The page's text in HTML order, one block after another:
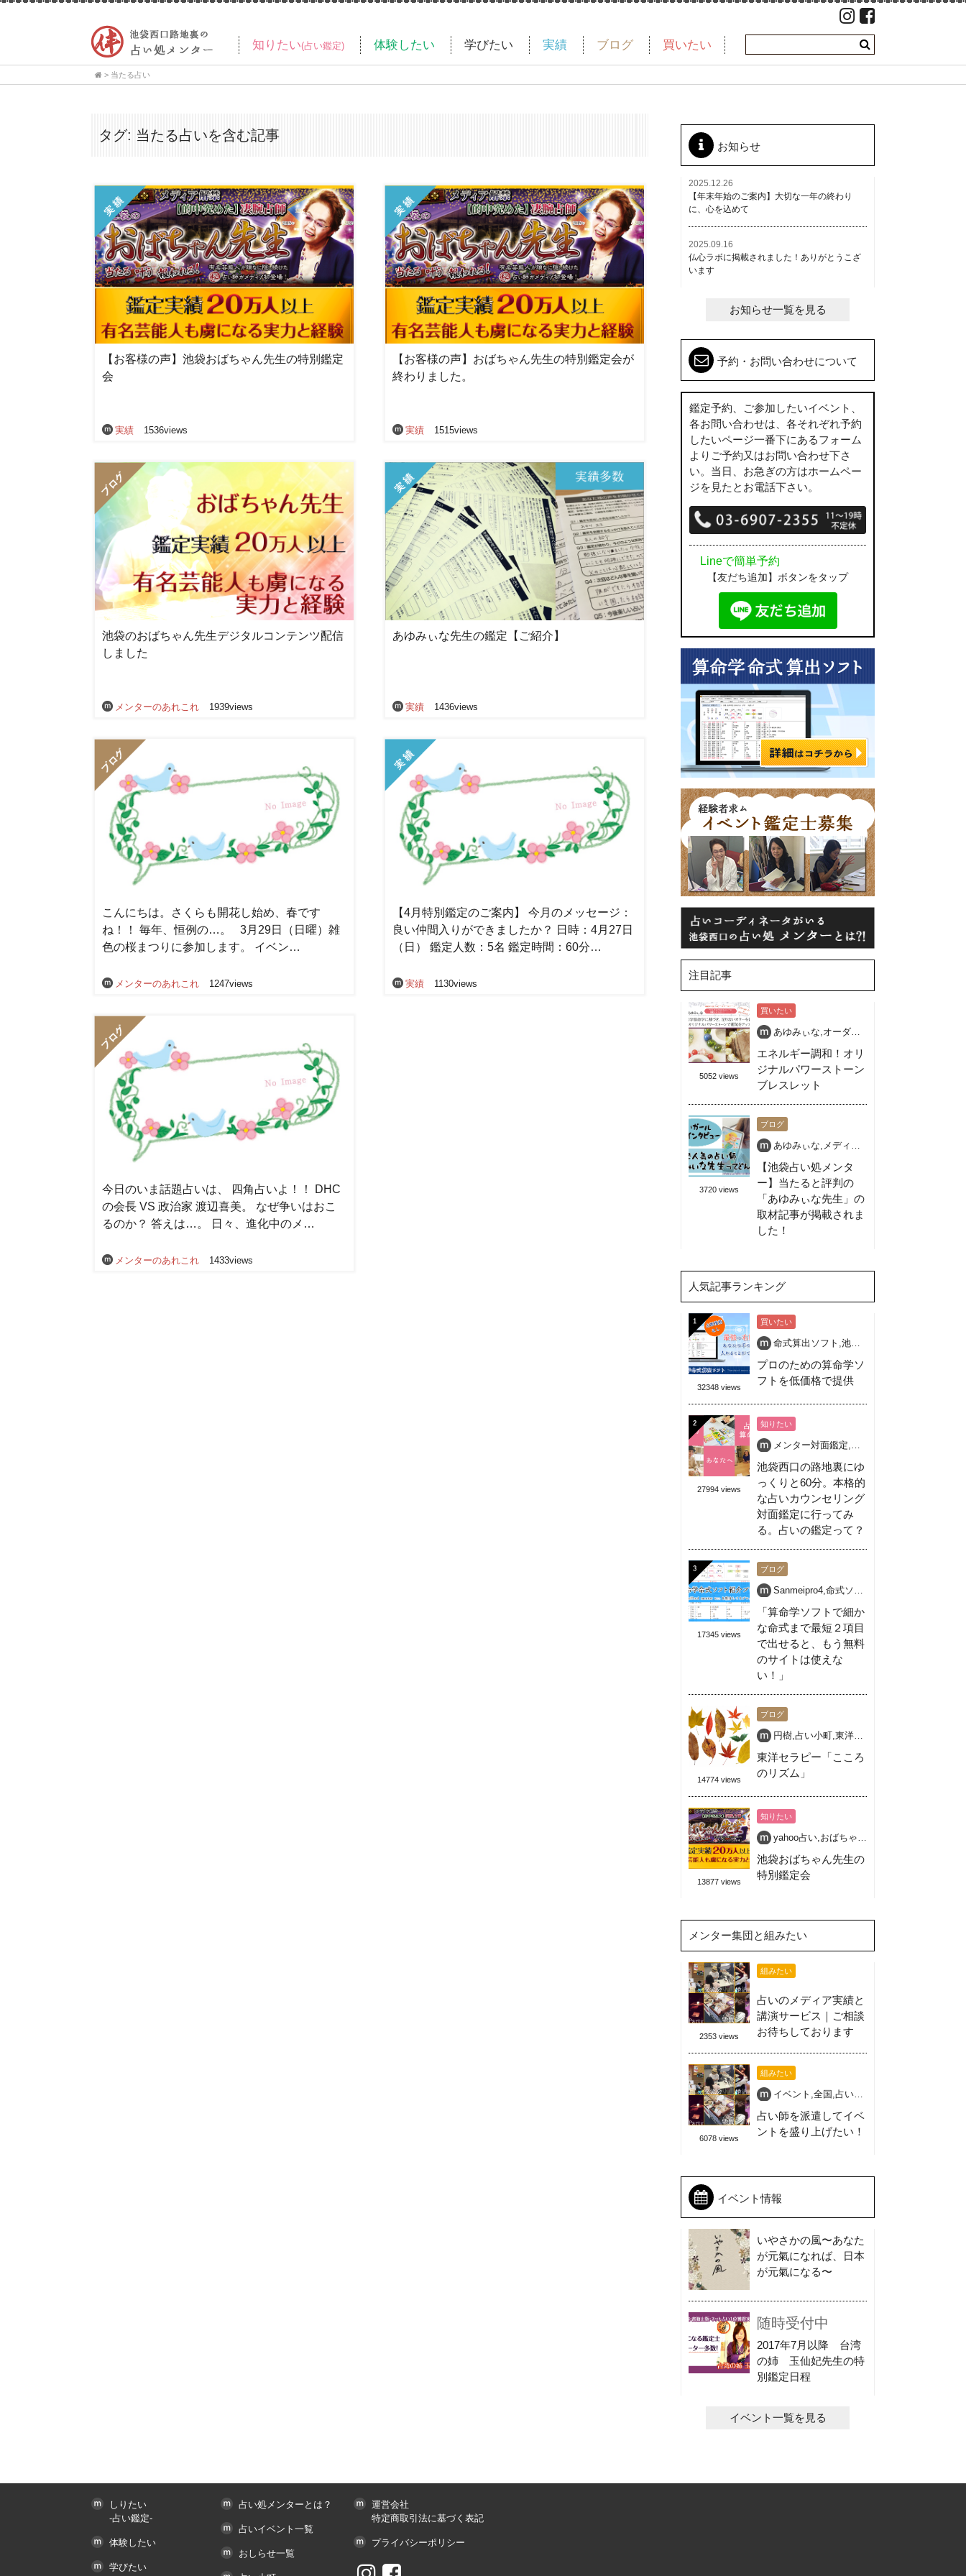
知りたい(占い鑑定) 体験したい 学びたい 実績 ブログ 買いたい
> 当たる占い
タグ: 当たる占いを含む記事
【お客様の声】池袋おばちゃん先生の特別鑑定
会
実績 1536views
【お客様の声】おばちゃん先生の特別鑑定会が
終わりました。
実績 1515views
池袋のおばちゃん先生デジタルコンテンツ配信
しました
メンターのあれこれ 1939views
あゆみぃな先生の鑑定【ご紹介】
実績 1436views
こんにちは。さくらも開花し始め、春です
ね！！ 毎年、恒例の…。 3月29日（日曜）雑
色の桜まつりに参加します。 イベン…
メンターのあれこれ 1247views
【4月特別鑑定のご案内】 今月のメッセージ：
良い仲間入りができましたか？ 日時：4月27日
（日） 鑑定人数：5名 鑑定時間：60分…
実績 1130views
今日のいま話題占いは、 四角占いよ！！ DHC
の会長 VS 政治家 渡辺喜美。 なぜ争いはおこ
るのか？ 答えは…。 日々、進化中のメ…
メンターのあれこれ 1433views
お知らせ
2025.12.26
【年末年始のご案内】大切な一年の終わり
に、心を込めて
2025.09.16
仏心ラボに掲載されました！ありがとうこざ
います
お知らせ一覧を見る
予約・お問い合わせについて
鑑定予約、ご参加したいイベント、
各お問い合わせは、各それぞれ予約
したいページ一番下にあるフォーム
よりご予約又はお問い合わせ下さ
い。当日、お急ぎの方はホームペー
ジを見たとお電話下さい。
Lineで簡単予約
【友だち追加】ボタンをタップ
注目記事
5052 views
買いたい
あゆみぃな オーダー天然石ブレス
エネルギー調和！オリ
ジナルパワーストーン
ブレスレット
3720 views
ブログ
あゆみぃな メディア出演OK
【池袋占い処メンタ
ー】当たると評判の
「あゆみぃな先生」の
取材記事が掲載されま
した！
人気記事ランキング
32348 views
買いたい
命式算出ソフト 池袋
プロのための算命学ソ
フトを低価格で提供
27994 views
知りたい
メンター対面鑑定
池袋西口の路地裏にゆ
っくりと60分。本格的
な占いカウンセリング
対面鑑定に行ってみ
る。占いの鑑定って？
17345 views
ブログ
Sanmeipro4 命式ソフト
「算命学ソフトで細か
な命式まで最短２項目
で出せると、もう無料
のサイトは使えな
い！」
14774 views
ブログ
円樹 占い小町 東洋セラピー
東洋セラピー「こころ
のリズム」
13877 views
知りたい
yahoo占い おばちゃん先生
池袋おばちゃん先生の
特別鑑定会
メンター集団と組みたい
2353 views
組みたい
占いのメディア実績と
講演サービス｜ご相談
お待ちしております
6078 views
組みたい
イベント 全国 占い師
占い師を派遣してイベ
ントを盛り上げたい！
イベント情報
いやさかの風〜あなた
が元氣になれば、日本
が元氣になる〜
随時受付中
2017年7月以降 台湾
の姉 玉仙妃先生の特
別鑑定日程
イベント一覧を見る
しりたい
-占い鑑定-
体験したい
学びたい
占い処メンターとは？
占いイベント一覧
おしらせ一覧
運営会社
特定商取引法に基づく表記
プライバシーポリシー